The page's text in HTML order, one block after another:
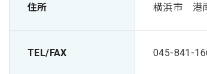
住所 横浜市 港
TEL/FAX 045-841-